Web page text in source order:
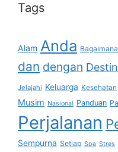
Tags
Alam Anda Bagaimana
dan dengan
Jelajahi Keluarga Kesehatan
Musim Nasional Panduan
Perjalanan
Sempurna Setiap Spa Stres